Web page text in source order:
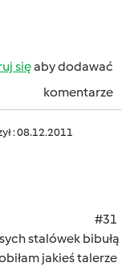
sięaby dodawać
komentarze
: 08.12.2011
#31
stalówek bibułą
jakieś talerze